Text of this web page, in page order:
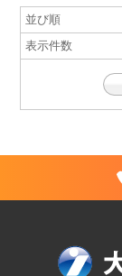
並び順
表示件数